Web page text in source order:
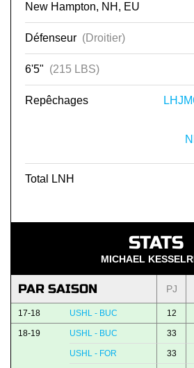
New Hampton, NH, EU
Défenseur (Droitier)
6'5" (215 LBS)
Repêchages
Total LNH
STATS
MICHAEL
PAR SAISON PJ
17-18 USHL - BUC 12
18-19 USHL - BUC 33
USHL - FOR 33